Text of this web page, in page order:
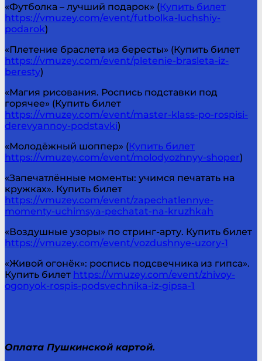
«Футболка – лучший подарок» (Купить билет
https://vmuzey.com/event/futbolka-luchshiy-
podarok)
«Плетение браслета из бересты» (Купить билет
https://vmuzey.com/event/pletenie-brasleta-iz-
beresty)
«Магия рисования. Роспись подставки под
горячее» (Купить билет
https://vmuzey.com/event/master-klass-po-rospisi-
derevyannoy-podstavki)
«Молодёжный шоппер» (Купить билет
https://vmuzey.com/event/molodyozhnyy-shoper)
«Запечатлённые моменты: учимся печатать на
кружках». Купить билет
https://vmuzey.com/event/zapechatlennye-
momenty-uchimsya-pechatat-na-kruzhkah
«Воздушные узоры» по стринг-арту. Купить билет
https://vmuzey.com/event/vozdushnye-uzory-1
«Живой огонёк»: роспись подсвечника из гипса».
Купить билет https://vmuzey.com/event/zhivoy-
ogonyok-rospis-podsvechnika-iz-gipsa-1
Оплата Пушкинской картой.